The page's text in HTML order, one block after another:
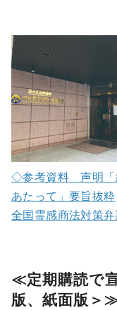
◇参考資料 声明「
あたって」要旨抜粋
全国霊感商法対策
≪定期購読で
版、紙面版＞